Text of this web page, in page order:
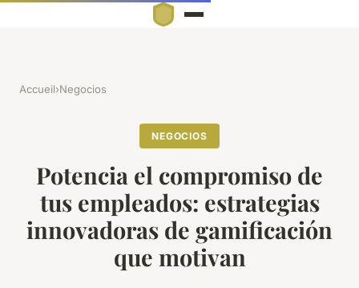
Accueil›Negocios
NEGOCIOS
Potencia el compromiso de
tus empleados: estrategias
innovadoras de gamificación
que motivan